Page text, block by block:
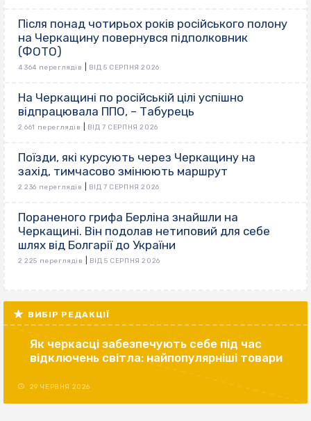
Після понад чотирьох років російського полону
на Черкащину повернувся підполковник
(ФОТО)
4 364 переглядів ВІД 5 СЕРПНЯ 2026
На Черкащині по російській цілі успішно
відпрацювала ППО, – Табурець
2 661 переглядів ВІД 7 СЕРПНЯ 2026
Поїзди, які курсують через Черкащину на
захід, тимчасово змінюють маршрут
2 236 переглядів ВІД 7 СЕРПНЯ 2026
Пораненого грифа Берліна знайшли на
Черкащині. Він подолав нетиповий для себе
шлях від Болгарії до України
2 225 переглядів ВІД 5 СЕРПНЯ 2026
ВИБІР РЕДАКЦІЇ
Як черкасці забезпечують себе під час
відключень світла: найпопулярніші товари
29 ЧЕРВНЯ 2026